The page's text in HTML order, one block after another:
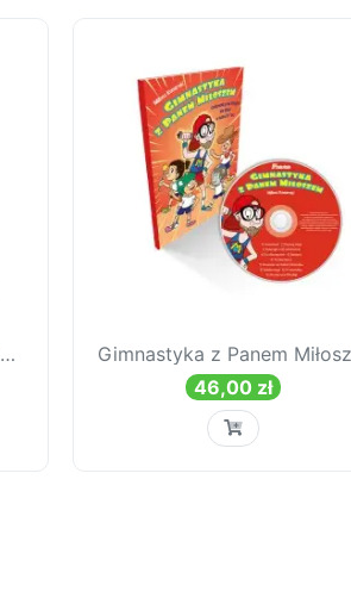
Muzyczne rozruszanki nie tylko na poranki
46,00 zł